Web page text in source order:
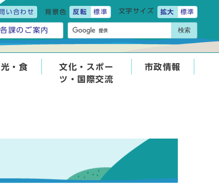
い合わせ 背景色 反転 標準 文字サイズ 拡大 標準
各課のご案内 検索
・食
文化・スポー
ツ・国際交流
市政情報